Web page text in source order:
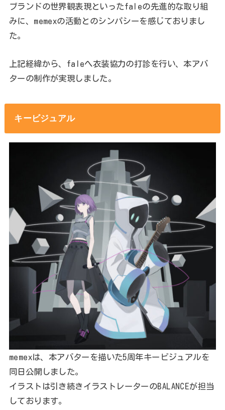
ブランドの世界観表現といったfaleの先進的な取り組
みに、memexの活動とのシンパシーを感じておりまし
た。
上記経緯から、faleへ衣装協力の打診を行い、本アバ
ターの制作が実現しました。
キービジュアル
memexは、本アバターを描いた5周年キービジュアルを
同日公開しました。
イラストは引き続きイラストレーターのBALANCEが担当
しております。